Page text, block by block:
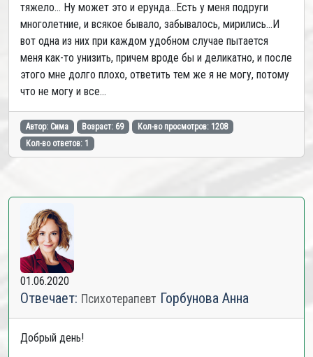
тяжело... Ну может это и ерунда...Есть у меня подруги
многолетние, и всякое бывало, забывалось, мирились...И
вот одна из них при каждом удобном случае пытается
меня как-то унизить, причем вроде бы и деликатно, и после
этого мне долго плохо, ответить тем же я не могу, потому
что не могу и все...
Автор: Сима Возраст: 69
Кол-во просмотров: 1208
Кол-во ответов: 1
01.06.2020
Отвечает: Психотерапевт Горбунова Анна
Добрый день!